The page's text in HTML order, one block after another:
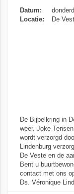
Datum:
Locatie:
De
De Bijbelkring in
weer. Joke
wordt verzorgd
Lindenburg
De Veste en de
Bent u
contact met ons
Ds. Véronique